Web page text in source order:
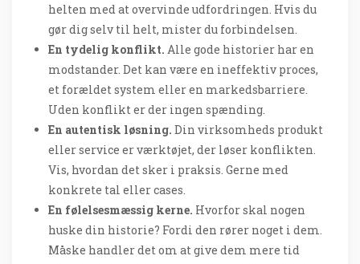
helten med at overvinde udfordringen. Hvis du
gør dig selv til helt, mister du forbindelsen.
En tydelig konflikt. Alle gode historier har en
modstander. Det kan være en ineffektiv proces,
et forældet system eller en markedsbarriere.
Uden konflikt er der ingen spænding.
En autentisk løsning. Din virksomheds produkt
eller service er værktøjet, der løser konflikten.
Vis, hvordan det sker i praksis. Gerne med
konkrete tal eller cases.
En følelsesmæssig kerne. Hvorfor skal nogen
huske din historie? Fordi den rører noget i dem.
Måske handler det om at give dem mere tid